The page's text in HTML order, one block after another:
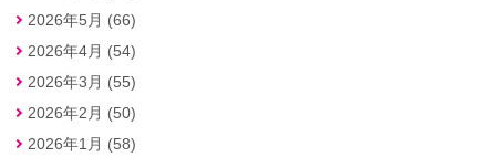
2026年5月 (66)
2026年4月 (54)
2026年3月 (55)
2026年2月 (50)
2026年1月 (58)